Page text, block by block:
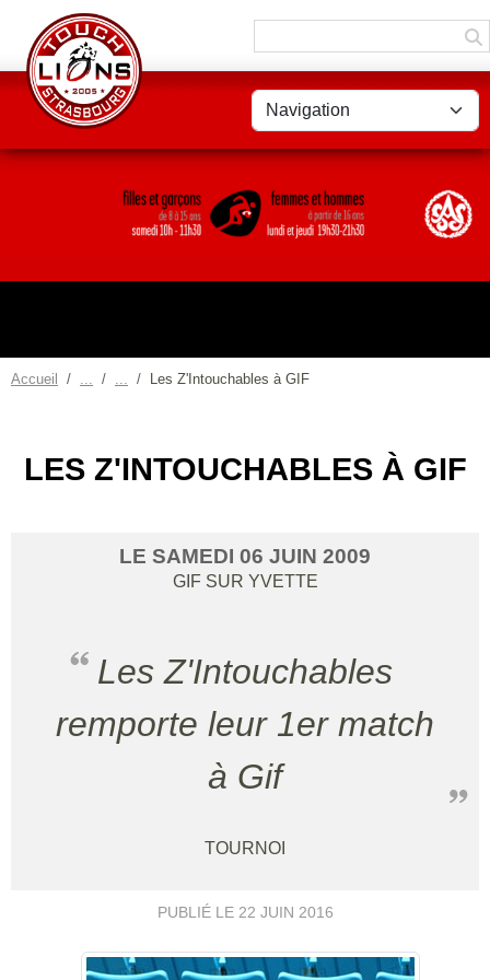
Accueil Les Z'Intouchables à GIF
LES Z'INTOUCHABLES À GIF
LE SAMEDI 06 JUIN 2009
GIF SUR YVETTE
Les Z'Intouchables
remporte leur 1er match
à Gif
TOURNOI
PUBLIÉ LE 22 JUIN 2016
Panneau de gestion des cookies